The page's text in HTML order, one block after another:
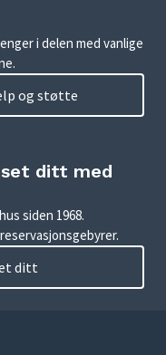
i delen med vanlige
og støtte
ditt med
siden 1968.
ditt